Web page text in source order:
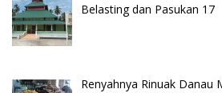
Belasting dan Pasukan 17
Renyahnya Rinuak Danau